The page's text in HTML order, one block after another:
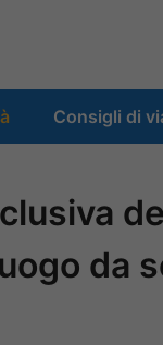
Consigli di
da